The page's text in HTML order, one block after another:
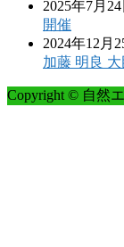
2025年7月24
開催
2024年12月
加藤 明良
Copyright © 自然